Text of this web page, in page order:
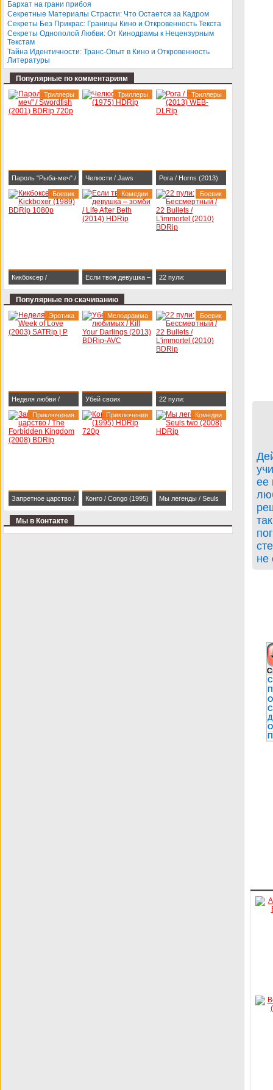
ее
не
Бархат на грани прибоя
Секретные Материалы Страсти: Что Остается за Кадром
Секреты Без Прикрас: Границы Кино и Откровенность Текста
Секреты Однополой Любви: От Кинодрамы к Нецензурным
Текстам
Тайна Идентичности: Транс-Опыт в Кино и Откровенность
Литературы
Популярные по комментариям
Пароль "Рыба-меч" /
Swordfish (2001)
BDRip 720p
Триллеры
Челюсти / Jaws
(1975) HDRip
Триллеры
Рога / Horns (2013)
WEB-DLRip
Триллеры
Кикбоксер /
Kickboxer (1989)
Боевик
Если твоя девушка –
зомби / Life After Beth
Комедии
22 пули:
(2010) BDRip
Боевик
Популярные по скачиванию
Неделя любви /
Week of Love (2003)
SATRip | P
Эротика
Убей своих
любимых / Kill Your
Darlings (2013)
Мелодрамма
22 пули:
Бессмертный / 22
Bullets / L'immortel
Боевик
Запретное царство /
The Forbidden
Приключения
Конго / Congo (1995)
Приключения
Мы легенды / Seuls
Комедии
Мы в Контакте